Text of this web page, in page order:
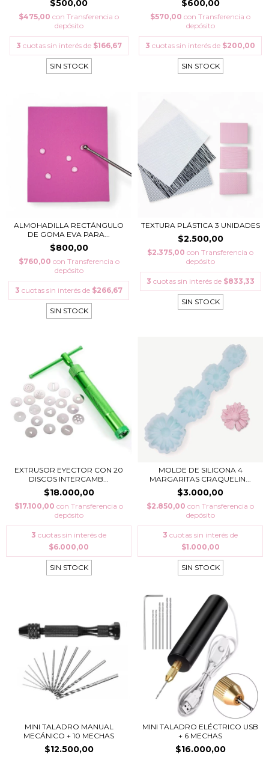
$500,00
$475,00 con Transferencia o
depósito
3 cuotas sin interés de $166,67
SIN STOCK
$600,00
$570,00 con Transferencia o
depósito
3 cuotas sin interés de $200,00
SIN STOCK
ALMOHADILLA RECTÁNGULO
DE GOMA EVA PARA...
$800,00
$760,00 con Transferencia o
depósito
3 cuotas sin interés de $266,67
SIN STOCK
TEXTURA PLÁSTICA 3 UNIDADES
$2.500,00
$2.375,00 con Transferencia o
depósito
3 cuotas sin interés de $833,33
SIN STOCK
EXTRUSOR EYECTOR CON 20
DISCOS INTERCAMB...
$18.000,00
$17.100,00 con Transferencia o
depósito
3 cuotas sin interés de
$6.000,00
SIN STOCK
MOLDE DE SILICONA 4
MARGARITAS CRAQUELIN...
$3.000,00
$2.850,00 con Transferencia o
depósito
3 cuotas sin interés de
$1.000,00
SIN STOCK
MINI TALADRO MANUAL
MECÁNICO + 10 MECHAS
$12.500,00
MINI TALADRO ELÉCTRICO USB
+ 6 MECHAS
$16.000,00